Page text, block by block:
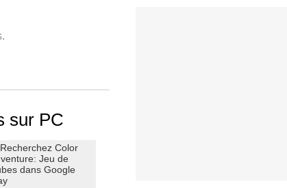
sur PC
Color
Jeu de
dans Google